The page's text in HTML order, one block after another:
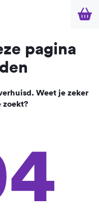
pagina
Weet je zeker